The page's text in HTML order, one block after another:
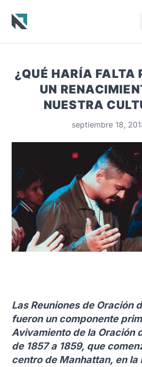
¿QUÉ HARÍA FALTA
UN
NUESTRA
septiembre 18,
Las Reuniones de Oración
fueron un componente
Avivamiento de la Oración
de 1857 a 1859, que
centro de Manhattan, en la